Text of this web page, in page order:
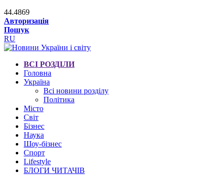
44.4869
Авторизація
Пошук
RU
ВСІ РОЗДІЛИ
Головна
Україна
Всі новини розділу
Політика
Місто
Світ
Бізнес
Наука
Шоу-бізнес
Спорт
Lifestyle
БЛОГИ ЧИТАЧІВ